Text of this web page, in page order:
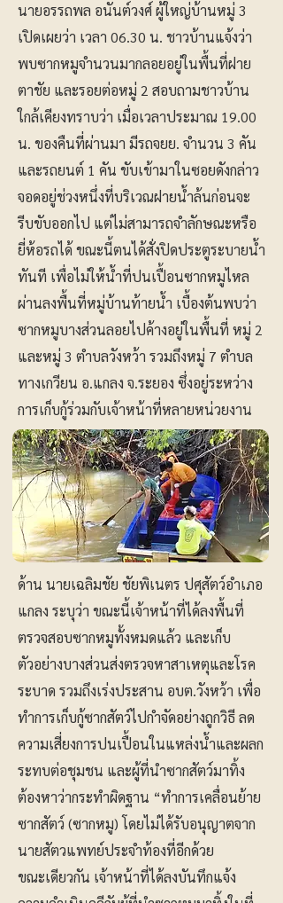
นายอรรถพล อนันต์วงศ์ ผู้ใหญ่บ้านหมู่ 3
เปิดเผยว่า เวลา 06.30 น. ชาวบ้านแจ้งว่า
พบซากหมูจำนวนมากลอยอยู่ในพื้นที่ฝาย
ตาชัย และรอยต่อหมู่ 2 สอบถามชาวบ้าน
ใกล้เคียงทราบว่า เมื่อเวลาประมาณ 19.00
น. ของคืนที่ผ่านมา มีรถจยย. จำนวน 3 คัน
และรถยนต์ 1 คัน ขับเข้ามาในซอยดังกล่าว
จอดอยู่ช่วงหนึ่งที่บริเวณฝายน้ำล้นก่อนจะ
รีบขับออกไป แต่ไม่สามารถจำลักษณะหรือ
ยี่ห้อรถได้ ขณะนี้ตนได้สั่งปิดประตูระบายน้ำ
ทันที เพื่อไม่ให้น้ำที่ปนเปื้อนซากหมูไหล
ผ่านลงพื้นที่หมู่บ้านท้ายน้ำ เบื้องต้นพบว่า
ซากหมูบางส่วนลอยไปค้างอยู่ในพื้นที่ หมู่ 2
และหมู่ 3 ตำบลวังหว้า รวมถึงหมู่ 7 ตำบล
ทางเกวียน อ.แกลง จ.ระยอง ซึ่งอยู่ระหว่าง
การเก็บกู้ร่วมกับเจ้าหน้าที่หลายหน่วยงาน
ด้าน นายเฉลิมชัย ชัยพิเนตร ปศุสัตว์อำเภอ
แกลง ระบุว่า ขณะนี้เจ้าหน้าที่ได้ลงพื้นที่
ตรวจสอบซากหมูทั้งหมดแล้ว และเก็บ
ตัวอย่างบางส่วนส่งตรวจหาสาเหตุและโรค
ระบาด รวมถึงเร่งประสาน อบต.วังหว้า เพื่อ
ทำการเก็บกู้ซากสัตว์ไปกำจัดอย่างถูกวิธี ลด
ความเสี่ยงการปนเปื้อนในแหล่งน้ำและผลก
ระทบต่อชุมชน และผู้ที่นำซากสัตว์มาทิ้ง
ต้องหาว่ากระทำผิดฐาน “ทำการเคลื่อนย้าย
ซากสัตว์ (ซากหมู) โดยไม่ได้รับอนุญาตจาก
นายสัตวแพทย์ประจำท้องที่อีกด้วย
ขณะเดียวกัน เจ้าหน้าที่ได้ลงบันทึกแจ้ง